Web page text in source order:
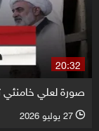
20:32
صورة لعلي
l 27 يوليو 2026